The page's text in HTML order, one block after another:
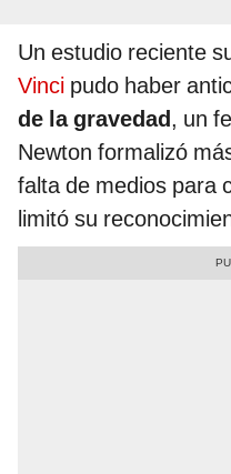
Un estudio reciente
Vinci pudo haber
de la gravedad, un
Newton formalizó
falta de medios para
limitó su